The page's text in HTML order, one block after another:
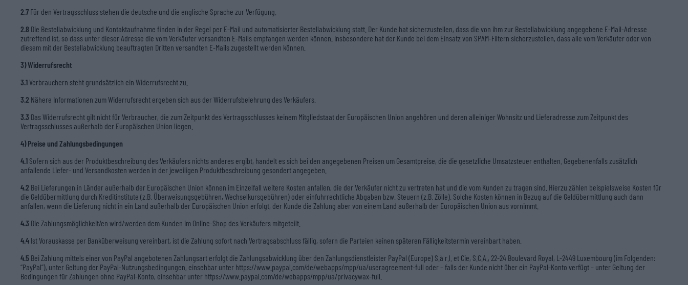
2.7 Für den Vertragsschluss stehen die deutsche und die englische Sprache zur Verfügung.
2.8 Die Bestellabwicklung und Kontaktaufnahme finden in der Regel per E-Mail und automatisierter Bestellabwicklung statt. Der Kunde hat sicherzustellen, dass die von ihm zur Bestellabwicklung angegebene E-Mail-Adresse
zutreffend ist, so dass unter dieser Adresse die vom Verkäufer versandten E-Mails empfangen werden können. Insbesondere hat der Kunde bei dem Einsatz von SPAM-Filtern sicherzustellen, dass alle vom Verkäufer oder von
diesem mit der Bestellabwicklung beauftragten Dritten versandten E-Mails zugestellt werden können.
3) Widerrufsrecht
3.1 Verbrauchern steht grundsätzlich ein Widerrufsrecht zu.
3.2 Nähere Informationen zum Widerrufsrecht ergeben sich aus der Widerrufsbelehrung des Verkäufers.
3.3 Das Widerrufsrecht gilt nicht für Verbraucher, die zum Zeitpunkt des Vertragsschlusses keinem Mitgliedstaat der Europäischen Union angehören und deren alleiniger Wohnsitz und Lieferadresse zum Zeitpunkt des
Vertragsschlusses außerhalb der Europäischen Union liegen.
4) Preise und Zahlungsbedingungen
4.1 Sofern sich aus der Produktbeschreibung des Verkäufers nichts anderes ergibt, handelt es sich bei den angegebenen Preisen um Gesamtpreise, die die gesetzliche Umsatzsteuer enthalten. Gegebenenfalls zusätzlich
anfallende Liefer- und Versandkosten werden in der jeweiligen Produktbeschreibung gesondert angegeben.
4.2 Bei Lieferungen in Länder außerhalb der Europäischen Union können im Einzelfall weitere Kosten anfallen, die der Verkäufer nicht zu vertreten hat und die vom Kunden zu tragen sind. Hierzu zählen beispielsweise Kosten für
die Geldübermittlung durch Kreditinstitute (z.B. Überweisungsgebühren, Wechselkursgebühren) oder einfuhrrechtliche Abgaben bzw. Steuern (z.B. Zölle). Solche Kosten können in Bezug auf die Geldübermittlung auch dann
anfallen, wenn die Lieferung nicht in ein Land außerhalb der Europäischen Union erfolgt, der Kunde die Zahlung aber von einem Land außerhalb der Europäischen Union aus vornimmt.
4.3 Die Zahlungsmöglichkeit/en wird/werden dem Kunden im Online-Shop des Verkäufers mitgeteilt.
4.4 Ist Vorauskasse per Banküberweisung vereinbart, ist die Zahlung sofort nach Vertragsabschluss fällig, sofern die Parteien keinen späteren Fälligkeitstermin vereinbart haben.
4.5 Bei Zahlung mittels einer von PayPal angebotenen Zahlungsart erfolgt die Zahlungsabwicklung über den Zahlungsdienstleister PayPal (Europe) S.à r.l. et Cie, S.C.A., 22-24 Boulevard Royal, L-2449 Luxembourg (im Folgenden:
“PayPal”), unter Geltung der PayPal-Nutzungsbedingungen, einsehbar unter https://www.paypal.com/de/webapps/mpp/ua/useragreement-full oder – falls der Kunde nicht über ein PayPal-Konto verfügt – unter Geltung der
Bedingungen für Zahlungen ohne PayPal-Konto, einsehbar unter https://www.paypal.com/de/webapps/mpp/ua/privacywax-full.